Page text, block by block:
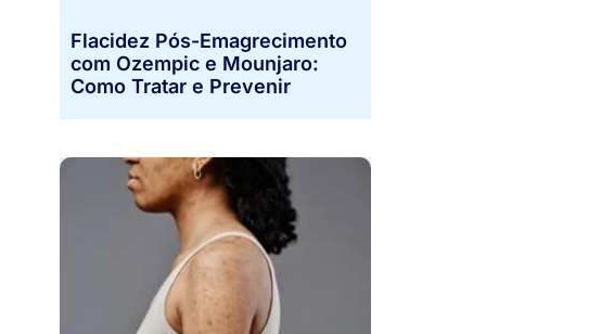
Flacidez Pós-Emagrecimento
com Ozempic e Mounjaro:
Como Tratar e Prevenir